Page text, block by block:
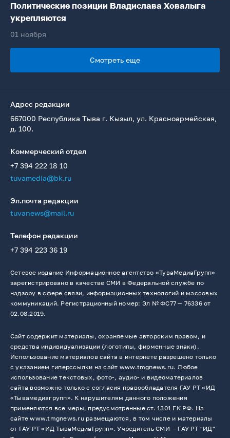
Политические позиции Владислава Ховалыга
укрепляются
01 ноября
Смотреть еще
Адрес редакции
667000 Республика Тыва г. Кызыл, ул. Красноармейская,
д. 100.
Коммерческий отдел
+7 394 222 18 10
tuvamedia@bk.ru
Эл.почта редакции
tuvanews@mail.ru
Телефон редакции
+7 394 223 36 19
Сетевое издание Информационное агентство «ТуваМедиаГрупп»
зарегистрировано в качестве СМИ в Федеральной службе по
надзору в сфере связи, информационных технологий и массовых
коммуникаций. Регистрационный номер: Эл № ФС77 — 76336 от
02.08.2019.
Сайт содержит материалы, охраняемые авторским правом, и
средства индивидуализации (логотипы, фирменные знаки).
Использование материалов сайта в интернете разрешено только
с указанием гиперссылки на сайт www.tmgnews.ru. Любое
использование текстовых, фото-, аудио- и видеоматериалов
сайта возможно только с согласия правообладателя ГАУ РТ «ИД
«Тывамедиагрупп». К нарушителям данного положения
применяются все меры, предусмотренные ст. 1301 ГК РФ. На
сайте www.tmgnews.ru размещаются, в том числе и материалы
от ГАУ РТ «ИД ТываМедиаГрупп». Учредитель СМИ －ГАУ РТ "ИД"